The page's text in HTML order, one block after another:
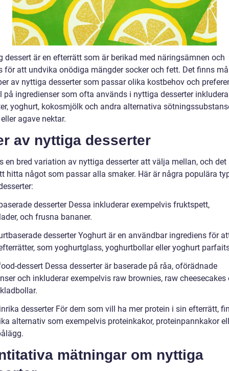
dessert är en efterrätt som är berikad med näringsämnen och
för att undvika onödiga mängder socker och fett. Det finns
av nyttiga desserter som passar olika kostbehov och
på ingredienser som ofta används i nyttiga desserter
yoghurt, kokosmjölk och andra alternativa
agave nektar.
av nyttiga desserter
en bred variation av nyttiga desserter att välja mellan, och det
hitta något som passar alla smaker. Här är några populära
desserter Dessa inkluderar exempelvis fruktspett,
och frusna bananer.
desserter Yoghurt är en användbar ingrediens för
som yoghurtglass, yoghurtbollar eller yoghurt
dessert Dessa desserter är baserade på råa, oförädnade
och inkluderar exempelvis raw brownies, raw cheesecakes
desserter För dem som vill ha mer protein i sin efterrätt,
alternativ som exempelvis proteinkakor, proteinpannkakor
mätningar om nyttiga